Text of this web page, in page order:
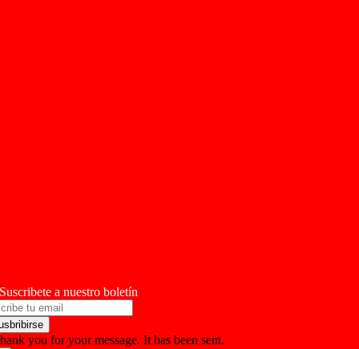
Suscribete a nuestro boletín
you for your message. It has been sent.